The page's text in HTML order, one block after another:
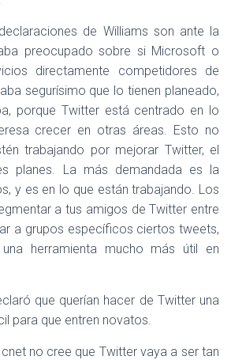
de Williams son ante la
preocupado sobre si Microsoft o
directamente competidores de
segurísimo que lo tienen planeado,
porque Twitter está centrado en lo
crecer en otras áreas. Esto no
trabajando por mejorar Twitter, el
planes. La más demandada es la
y es en lo que están trabajando. Los
a tus amigos de Twitter entre
a grupos específicos ciertos tweets,
herramienta mucho más útil en
que querían hacer de Twitter una
para que entren novatos.
no cree que Twitter vaya a ser tan